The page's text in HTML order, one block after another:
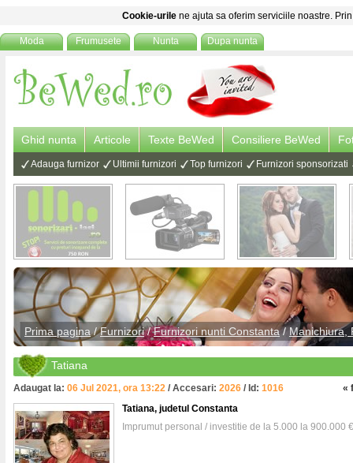
Cookie-urile ne ajuta sa oferim serviciile noastre.
Moda Frumusete Nunta Dupa nunta
Ghid nunta Articole Texte BeWed Consiliere BeWed
Adauga furnizor Ultimii furnizori Top furnizori Furnizori sponsorizati
Prima pagina/Furnizori/Furnizori nunti Constanta/Manichiura,
Tatiana
Adaugat la: 06 Jul 2021, ora 13:22 / Accesari: 2026 / Id: 1016
«
Tatiana, judetul Constanta
Imprumut personal / investitie de la 5.000 la 900.000 €